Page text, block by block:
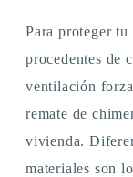
Para proteger
procedentes de
ventilación
remate de
vivienda.
materiales son